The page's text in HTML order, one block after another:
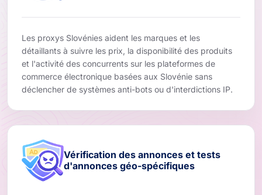
Les proxys Slovénies aident les marques et les
détaillants à suivre les prix, la disponibilité des produits
et l'activité des concurrents sur les plateformes de
commerce électronique basées aux Slovénie sans
déclencher de systèmes anti-bots ou d'interdictions IP.
Vérification des annonces et tests
d'annonces géo-spécifiques